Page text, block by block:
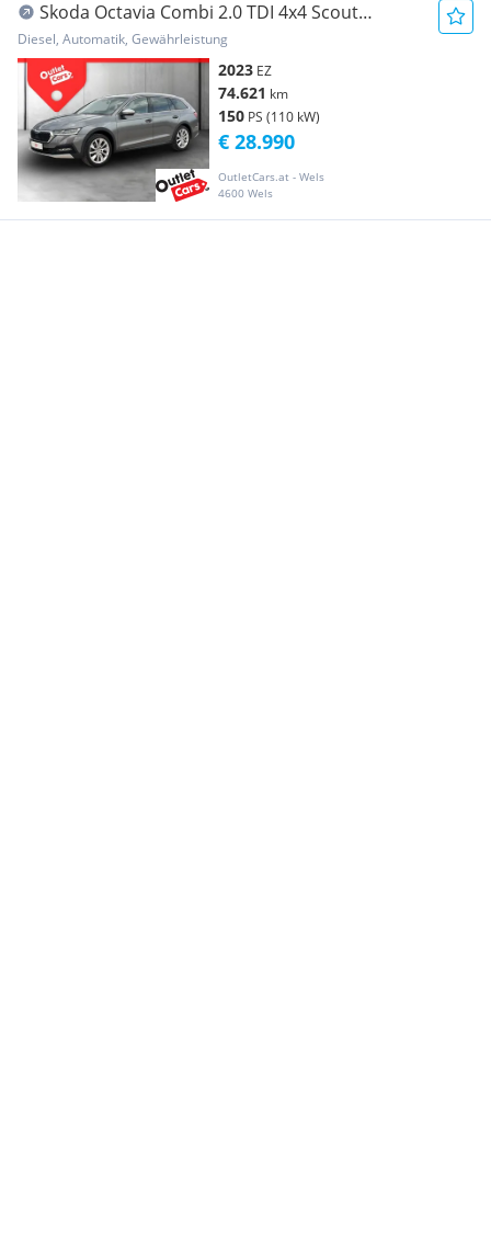
Skoda Octavia Combi 2.0 TDI 4x4 Scout
MATRIX+AHK+LED
Diesel, Automatik, Gewährleistung
2023 EZ
74.621 km
150 PS (110 kW)
OutletCars.at - Wels
4600 Wels
€ 28.990